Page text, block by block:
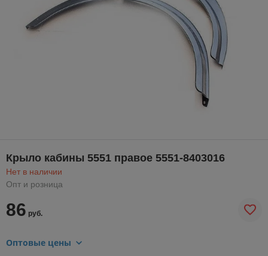
Крыло кабины 5551 правое 5551-8403016
Нет в наличии
Опт и розница
86 руб.
Оптовые цены